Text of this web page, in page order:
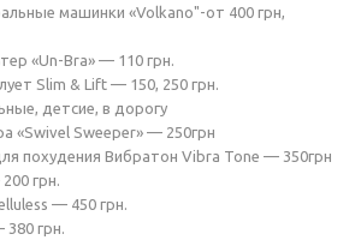
машинки «Volkano"-от 400 грн,
«Un-Bra» — 110 грн.
Slim & Lift — 150, 250 грн.
детсие, в дорогу
«Swivel Sweeper» — 250грн
похудения Вибратон Vibra Tone — 350грн
грн.
— 450 грн.
грн.